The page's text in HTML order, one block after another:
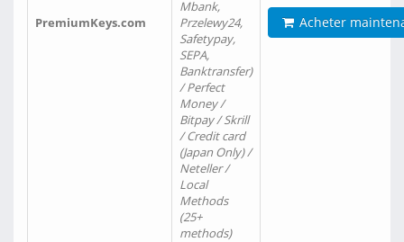
PremiumKeys.com
Mbank,
Przelewy24,
Safetypay,
SEPA,
Banktransfer)
/ Perfect
Money /
Bitpay / Skrill
/ Credit card
(Japan Only) /
Neteller /
Local
Methods
(25+
methods)
Acheter